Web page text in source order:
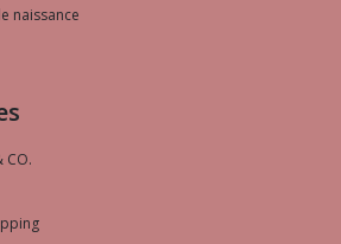
naissance
CO.